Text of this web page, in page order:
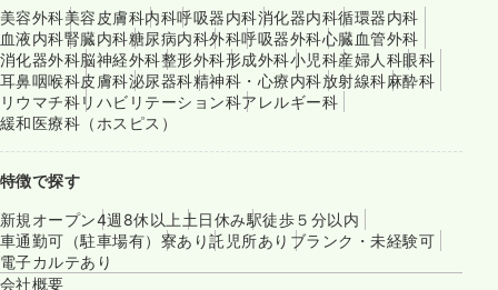
美容外科美容皮膚科内科呼吸器内科消化器内科循環器内科
血液内科腎臓内科糖尿病内科外科呼吸器外科心臓血管外科
消化器外科脳神経外科整形外科形成外科小児科産婦人科眼科
耳鼻咽喉科皮膚科泌尿器科精神科・心療内科放射線科麻酔科
リウマチ科リハビリテーション科アレルギー科
緩和医療科（ホスピス）
特徴で探す
新規オープン4週8休以上 土日休み駅徒歩５分以内
車通勤可（駐車場有） 寮あり託児所あり ブランク・未経験可
電子カルテあり
会社概要